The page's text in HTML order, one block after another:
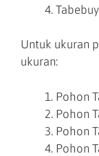
Untuk ukuran
ukuran:
Pohon
Pohon
Pohon
Pohon